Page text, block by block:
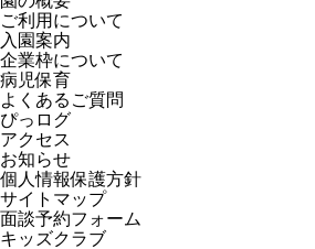
ご利用について
入園案内
企業枠について
病児保育
よくあるご質問
ぴっログ
アクセス
お知らせ
個人情報保護方針
サイトマップ
面談予約フォーム
キッズクラブ